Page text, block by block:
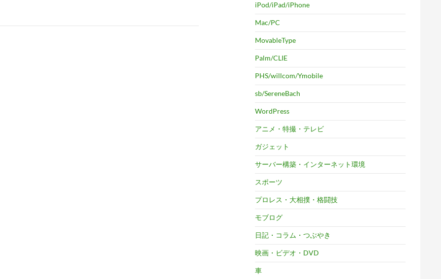
iPod/iPad/iPhone
Mac/PC
MovableType
Palm/CLIE
PHS/willcom/Ymobile
sb/SereneBach
WordPress
アニメ・特撮・テレビ
ガジェット
サーバー構築・インターネット環境
スポーツ
プロレス・大相撲・格闘技
モブログ
日記・コラム・つぶやき
映画・ビデオ・DVD
車